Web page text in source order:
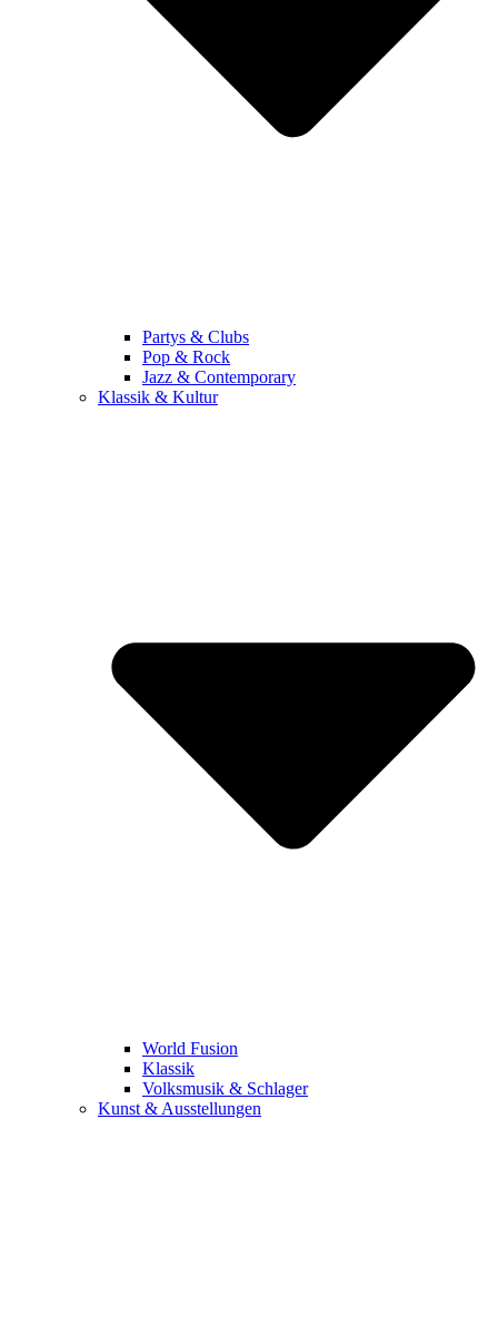
Partys & Clubs
Pop & Rock
Jazz & Contemporary
Klassik & Kultur
World Fusion
Klassik
Volksmusik & Schlager
Kunst & Ausstellungen